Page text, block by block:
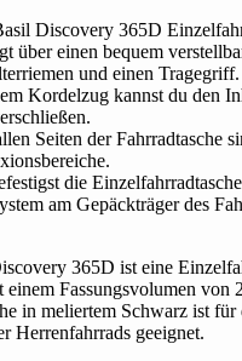
Discovery 365D
über einen bequem
und einen Tragegriff.
Kordelzug kannst du den
Seiten der Fahrradtasche
die
am Gepäckträger des
365D ist eine
einem Fassungsvolumen von
in meliertem Schwarz ist für
Herrenfahrrads geeignet.